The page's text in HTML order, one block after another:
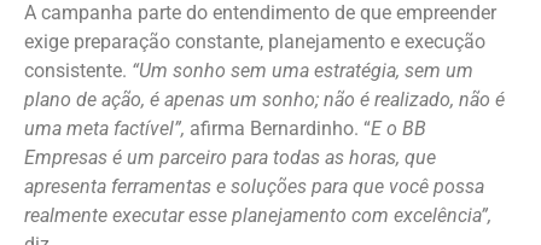
A campanha parte do entendimento de que empreender
exige preparação constante, planejamento e execução
consistente. “Um sonho sem uma estratégia, sem um
plano de ação, é apenas um sonho; não é realizado, não é
uma meta factível”, afirma Bernardinho. “E o BB
Empresas é um parceiro para todas as horas, que
apresenta ferramentas e soluções para que você possa
realmente executar esse planejamento com excelência”,